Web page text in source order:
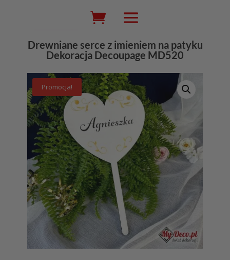
Wyszukiwarka
produktów
Drewniane serce z imieniem na patyku
Dekoracja Decoupage MD520
Promocja!